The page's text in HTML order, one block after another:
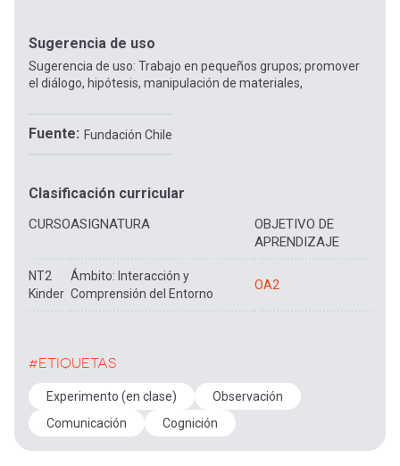
Sugerencia de uso
Sugerencia de uso: Trabajo en pequeños grupos; promover
el diálogo, hipótesis, manipulación de materiales,
Fuente Fundación Chile
Clasificación curricular
CURSOASIGNATURA
OBJETIVO DE
APRENDIZAJE
NT2
Kinder
Ámbito: Interacción y
Comprensión del Entorno
OA2
#ETIQUETAS
Experimento (en clase)
Observación
Comunicación
Cognición